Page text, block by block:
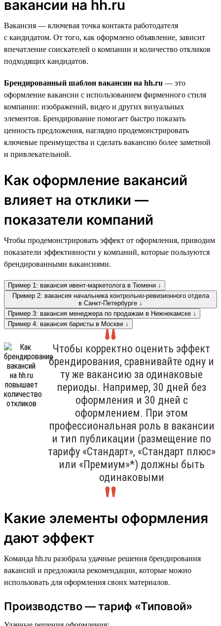
вакансии на hh.ru
Вакансия — ключевая точка контакта работодателя
с кандидатом. От того, как оформлено объявление, зависит
впечатление соискателей о компании и количество откликов
подходящих кандидатов.
Брендированный шаблон вакансии на hh.ru — это
оформление вакансии с использованием фирменного стиля
компании: изображений, видео и других визуальных
элементов. Брендирование помогает быстро показать
ценность предложения, наглядно продемонстрировать
ключевые преимущества и сделать вакансию более заметной
и привлекательной.
Как оформление вакансий
влияет на отклики —
показатели компаний
Чтобы продемонстрировать эффект от оформления, приводим
показатели эффективности у компаний, которые пользуются
брендированными вакансиями.
Пример 1: вакансия ивент-маркетолога в Тюмени ↓
Пример 2: вакансия начальника контрольно-ревизионного отдела
в Санкт-Петербурге ↓
Пример 3: вакансия менеджера по продажам в Нижнекамске ↓
Пример 4: вакансия баристы в Москве ↓
Чтобы корректно оценить эффект
брендирования, сравнивайте одну и
ту же вакансию за одинаковые
периоды. Например, 30 дней без
оформления и 30 дней с
оформлением. При этом
профессиональная роль в вакансии
и тип публикации (размещение по
тарифу «Стандарт», «Стандарт плюс»
или «Премиум»*) должны быть
одинаковыми
Какие элементы оформления
дают эффект
Команда hh.ru разобрала удачные решения брендирования
вакансий и предложила рекомендации, которые можно
использовать для оформления своих материалов.
Производство — тариф «Типовой»